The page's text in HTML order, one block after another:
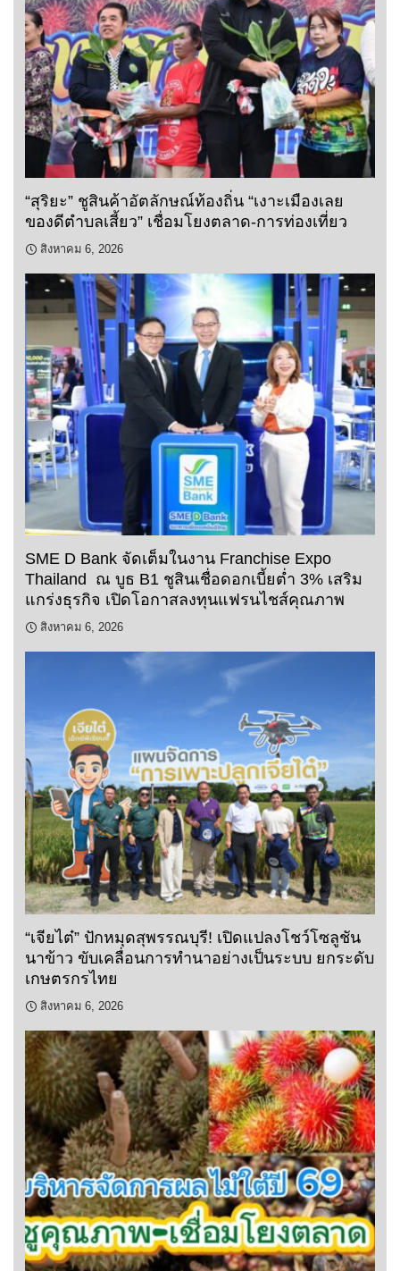
“สุริยะ” ชูสินค้าอัตลักษณ์ท้องถิ่น “เงาะเมืองเลย
ของดีตำบลเสี้ยว” เชื่อมโยงตลาด-การท่องเที่ยว
สิงหาคม 6, 2026
SME D Bank จัดเต็มในงาน Franchise Expo
Thailand ณ บูธ B1 ชูสินเชื่อดอกเบี้ยต่ำ 3% เสริม
แกร่งธุรกิจ เปิดโอกาสลงทุนแฟรนไชส์คุณภาพ
สิงหาคม 6, 2026
“เจียไต๋” ปักหมุดสุพรรณบุรี! เปิดแปลงโชว์โซลูชัน
นาข้าว ขับเคลื่อนการทำนาอย่างเป็นระบบ ยกระดับ
เกษตรกรไทย
สิงหาคม 6, 2026